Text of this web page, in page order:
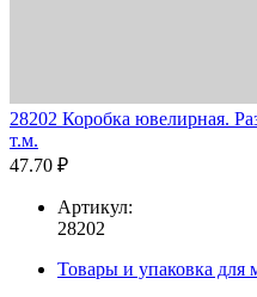
28202 Коробка ювелирная.
т.м.
47.70 ₽
Артикул:
28202
Товары и упаковка для